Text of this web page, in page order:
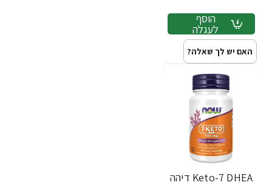
הוסף
לעגלה
האם יש לך שאלה?
Keto-7 DHEA דיהה